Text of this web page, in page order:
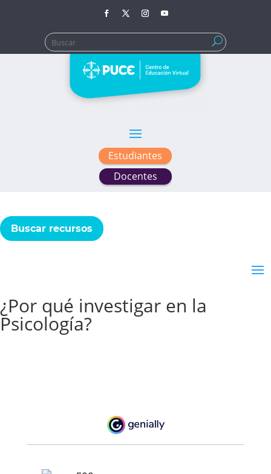
Buscar:
Estudiantes
Docentes
Buscar recursos
¿Por qué investigar en la
Psicología?